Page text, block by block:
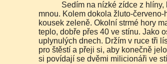
Sedím na nízké zídce z hlíny, krosna leží v prachu přede
mnou. Kolem dokola žluto-
kousek zeleně. Okolní strmé hory
teplo, dobře přes 40 ve stínu. Jako
uplynulých dnech. Držím v ruce tři
pro štěstí a přeji si, aby konečně
si povídají se dvěmi milicionáři ve